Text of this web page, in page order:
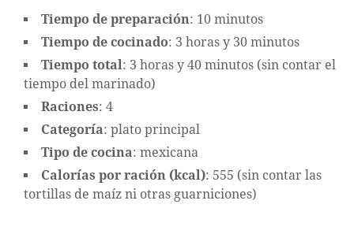
Tiempo de preparación: 10 minutos
Tiempo de cocinado: 3 horas y 30 minutos
Tiempo total: 3 horas y 40 minutos (sin contar el
tiempo del marinado)
Raciones: 4
Categoría: plato principal
Tipo de cocina: mexicana
Calorías por ración (kcal): 555 (sin contar las
tortillas de maíz ni otras guarniciones)